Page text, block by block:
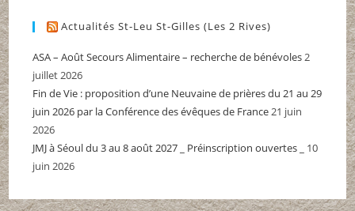
Actualités St-Leu St-Gilles (Les 2 Rives)
ASA – Août Secours Alimentaire – recherche de bénévoles2
juillet 2026
Fin de Vie : proposition d’une Neuvaine de prières du 21 au 29
juin 2026 par la Conférence des évêques de France21 juin
2026
JMJ à Séoul du 3 au 8 août 2027 _ Préinscription ouvertes _
10
juin 2026